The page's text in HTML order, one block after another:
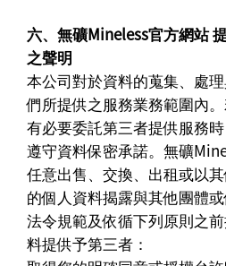
六、無礦Mineless官方網站
之聲明
本公司對於資料的蒐集、處
們所提供之服務業務範圍內
有必要委託第三者提供服務
遵守資料保密承諾。無礦
任意出售、交換、出租或以
的個人資料揭露與其他團體
法令規範及依循下列原則之
料提供予第三者：